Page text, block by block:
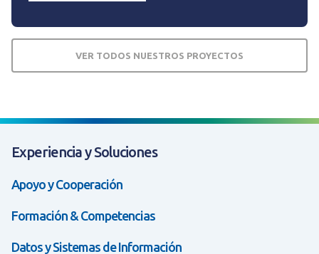
VER TODOS NUESTROS PROYECTOS
Experiencia y Soluciones
Apoyo y Cooperación
Formación & Competencias
Datos y Sistemas de Información